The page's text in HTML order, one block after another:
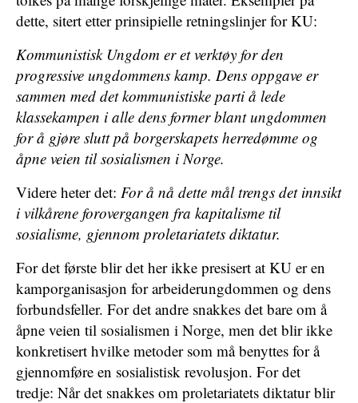
dette, sitert etter prinsipielle retningslinjer for KU:
Kommunistisk Ungdom er et verktøy for den
progressive ungdommens kamp. Dens oppgave er
sammen med det kommunistiske parti å lede
klassekampen i alle dens former blant ungdommen
for å gjøre slutt på borgerskapets herredømme og
åpne veien til sosialismen i Norge.
Videre heter det: For å nå dette mål trengs det innsikt
i vilkårene forovergangen fra kapitalisme til
sosialisme, gjennom proletariatets diktatur.
For det første blir det her ikke presisert at KU er en
kamporganisasjon for arbeiderungdommen og dens
forbundsfeller. For det andre snakkes det bare om å
åpne veien til sosialismen i Norge, men det blir ikke
konkretisert hvilke metoder som må benyttes for å
gjennomføre en sosialistisk revolusjon. For det
tredje: Når det snakkes om proletariatets diktatur blir